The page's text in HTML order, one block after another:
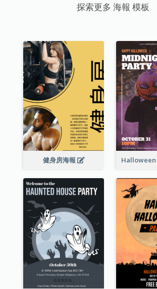
探索更多 海報 模板
健身房海報